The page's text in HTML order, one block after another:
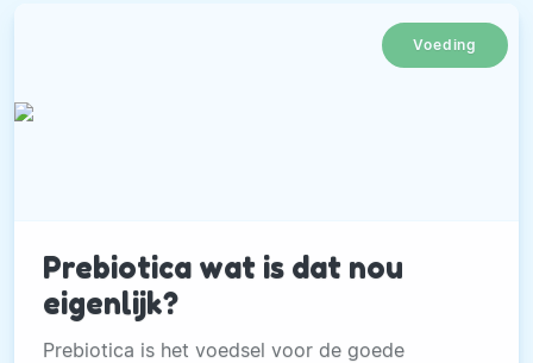
Voeding
Prebiotica wat is dat nou
eigenlijk?
Prebiotica is het voedsel voor de goede